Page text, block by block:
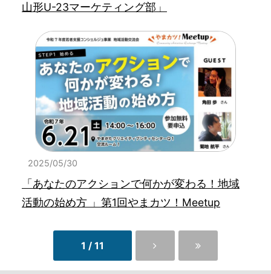
山形U-23マーケティング部」
2025/05/30
「あなたのアクションで何かが変わる！地域
活動の始め方 」第1回やまカツ！Meetup
1 / 11